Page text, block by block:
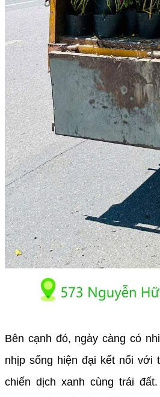
Bên cạnh đó, ngày càng có
nhịp sống hiện đại kết nối với
chiến dịch xanh cùng trái